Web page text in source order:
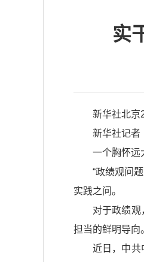
实
新华社北京
新华社记者
一个胸怀远
“政绩观问
实践之问。
对于政绩
担当的鲜明导向
近日，中共